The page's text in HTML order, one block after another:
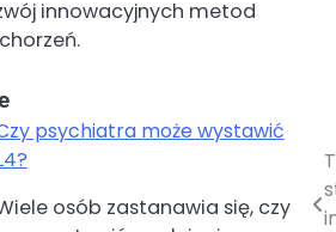
innowacyjnych metod
psychiatra może wystawić
osób zastanawia się, czy